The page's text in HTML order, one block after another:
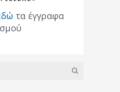
τα έγγραφα